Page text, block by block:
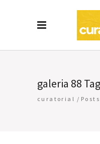
galeria 88 Tag
curatorial /